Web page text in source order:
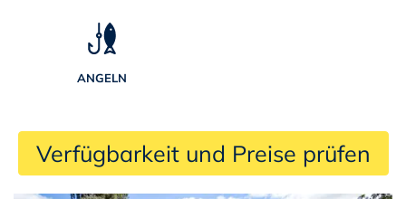
ANGELN
Verfügbarkeit und Preise prüfen